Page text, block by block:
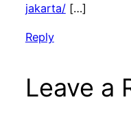
jakarta/[…]
Reply
Leave a